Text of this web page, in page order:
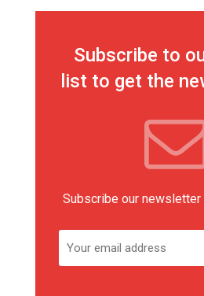
Subscribe to
list to get the
Subscribe our